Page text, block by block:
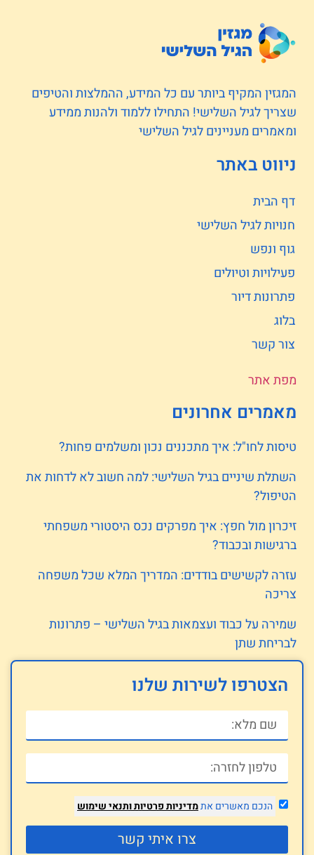
המגזין המקיף ביותר עם כל המידע, ההמלצות והטיפים
שצריך לגיל השלישי! התחילו ללמוד ולהנות ממידע
ומאמרים מעניינים לגיל השלישי
ניווט באתר
דף הבית
חנויות לגיל השלישי
גוף ונפש
פעילויות וטיולים
פתרונות דיור
בלוג
צור קשר
מפת אתר
מאמרים אחרונים
טיסות לחו"ל: איך מתכננים נכון ומשלמים פחות?
השתלת שיניים בגיל השלישי: למה חשוב לא לדחות את
הטיפול?
זיכרון מול חפץ: איך מפרקים נכס היסטורי משפחתי
ברגישות ובכבוד?
עזרה לקשישים בודדים: המדריך המלא שכל משפחה
צריכה
שמירה על כבוד ועצמאות בגיל השלישי – פתרונות
לבריחת שתן
הצטרפו לשירות שלנו
הנכם מאשרים אתמדיניות פרטיותותנאי שימוש
צרו איתי קשר